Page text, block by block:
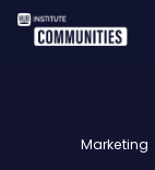
Marketing